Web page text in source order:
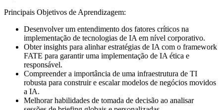
Principais Objetivos de Aprendizagem:
Desenvolver um entendimento dos fatores críticos na
implementação de tecnologias de IA em nível corporativo.
Obter insights para alinhar estratégias de IA com o framework
FATE para garantir uma implementação de IA ética e
responsável.
Compreender a importância de uma infraestrutura de TI
robusta para construir e escalar modelos de negócios movidos
a IA.
Melhorar habilidades de tomada de decisão ao analisar